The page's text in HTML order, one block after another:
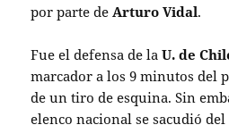
por parte deArturo Vidal.
Fue el defensa de laU. de
marcador a los 9 minutos del
de un tiro de esquina. Sin
elenco nacional se sacudió